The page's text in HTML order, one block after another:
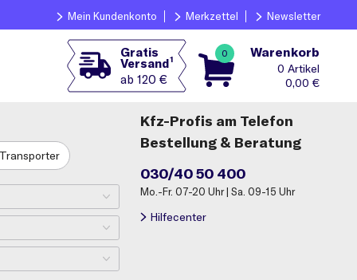
Mein Kundenkonto Merkzettel Newsletter
Gratis
Versand1
ab 120 €
0 Warenkorb
0
0,00 €
Kfz-Profis am Telefon
Bestellung & Beratung
030/40 50 400
Mo.-Fr. 07-20 Uhr | Sa. 09-15 Uhr
Hilfecenter